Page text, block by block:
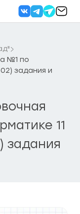
№1 по
задания и
11
задания